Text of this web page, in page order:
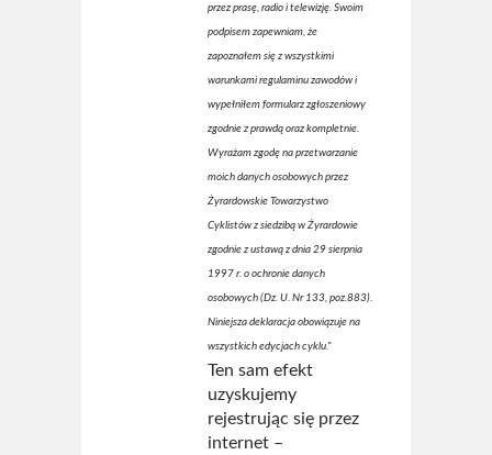
przez prasę, radio i telewizję. Swoim
podpisem zapewniam, że
zapoznałem się z wszystkimi
warunkami regulaminu zawodów i
wypełniłem formularz zgłoszeniowy
zgodnie z prawdą oraz kompletnie.
Wyrażam zgodę na przetwarzanie
moich danych osobowych przez
Żyrardowskie Towarzystwo
Cyklistów z siedzibą w Żyrardowie
zgodnie z ustawą z dnia 29 sierpnia
1997 r. o ochronie danych
osobowych (Dz. U. Nr 133, poz.883).
Niniejsza deklaracja obowiązuje na
wszystkich edycjach cyklu."
Ten sam efekt
uzyskujemy
rejestrując się przez
internet –